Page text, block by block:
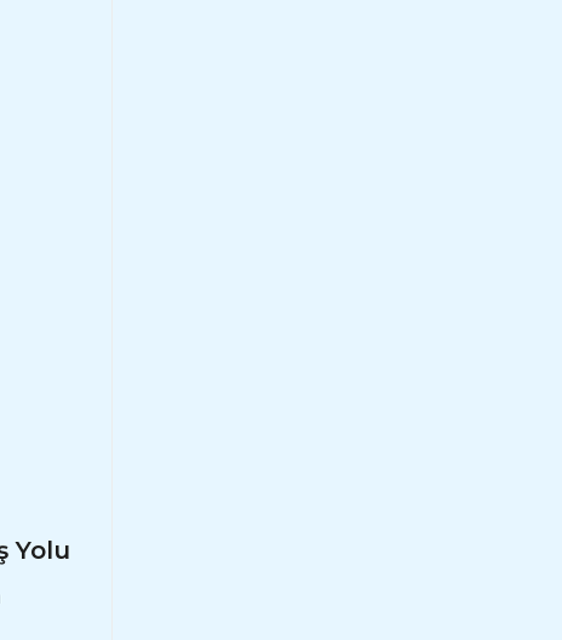
Yolu